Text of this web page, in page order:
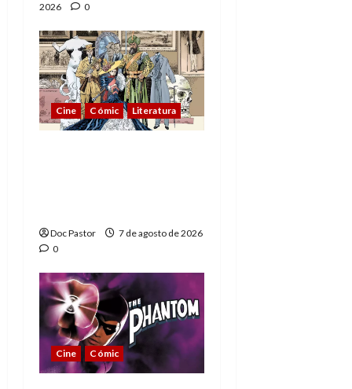
2026
0
Cine Cómic Literatura
Doc Pastor
7 de agosto de 2026
0
Cine Cómic